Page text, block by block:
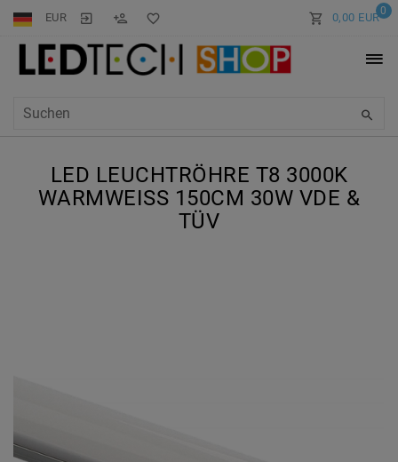
EUR 0
0,00 EUR
LED LEUCHTRÖHRE T8 3000K
WARMWEISS 150CM 30W VDE & T
ÜV